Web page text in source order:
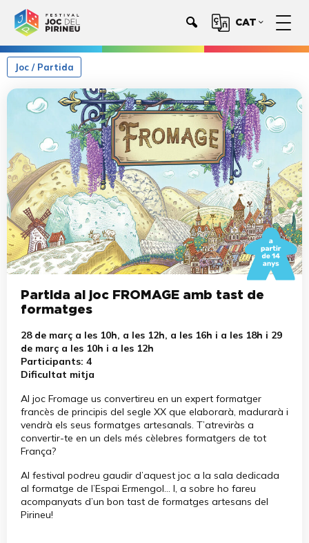
CAT
Joc / Partida
Partida al joc FROMAGE amb tast de
formatges
28 de març a les 10h, a les 12h, a les 16h i a les 18h i 29
de març a les 10h i a les 12h
Participants: 4
Dificultat mitja
Al joc Fromage us convertireu en un expert formatger
francès de principis del segle XX que elaborarà, madurarà i
vendrà els seus formatges artesanals. T’atreviràs a
convertir-te en un dels més cèlebres formatgers de tot
França?
Al festival podreu gaudir d’aquest joc a la sala dedicada
al formatge de l’Espai Ermengol… I, a sobre ho fareu
acompanyats d’un bon tast de formatges artesans del
Pirineu!